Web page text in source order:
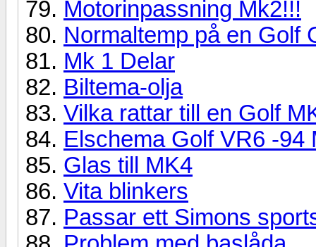
Motorinpassning Mk2!!!
Normaltemp på en Golf
Mk 1 Delar
Biltema-olja
Vilka rattar till en Golf
Elschema Golf VR6 -94
Glas till MK4
Vita blinkers
Passar ett Simons